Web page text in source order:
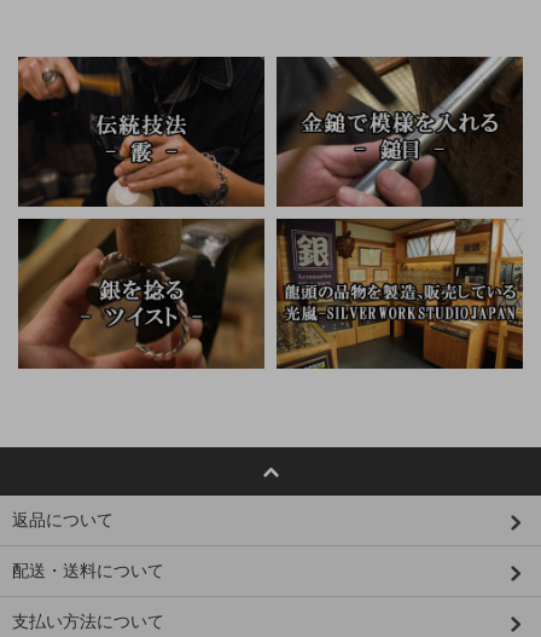
返品について
配送・送料について
支払い方法について